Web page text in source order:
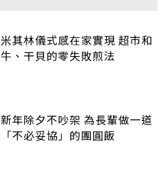
米其林儀式感在家實現 超市和
牛、干貝的零失敗煎法
新年除夕不吵架 為長輩做一道
「不必妥協」的團圓飯